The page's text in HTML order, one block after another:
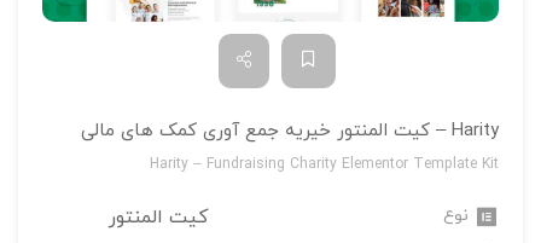
Harity – کیت المنتور خیریه جمع آوری کمک های مالی
Harity – Fundraising Charity Elementor Template Kit
نوع کیت المنتور